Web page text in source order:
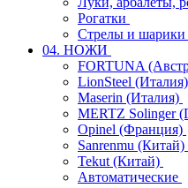
Рогатки
Стрелы и шарики
04. НОЖИ
FORTUNA
LionSteel (Италия)
Maserin (Италия)
MERTZ Solinger
Opinel (Франция)
Sanrenmu (Китай)
Tekut (Китай)
Автоматические